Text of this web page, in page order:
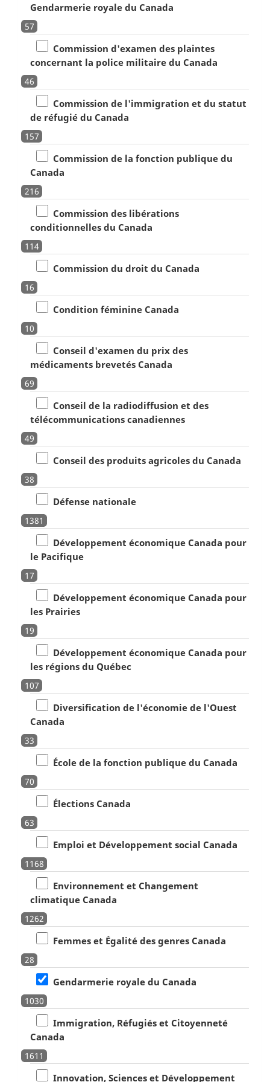
Gendarmerie royale du Canada
57
Commission d'examen des plaintes
concernant la police militaire du Canada
46
Commission de l'immigration et du statut
de réfugié du Canada
157
Commission de la fonction publique du
Canada
216
Commission des libérations
conditionnelles du Canada
114
Commission du droit du Canada
16
Condition féminine Canada
10
Conseil d'examen du prix des
médicaments brevetés Canada
69
Conseil de la radiodiffusion et des
télécommunications canadiennes
49
Conseil des produits agricoles du Canada
38
Défense nationale
1381
Développement économique Canada pour
le Pacifique
17
Développement économique Canada pour
les Prairies
19
Développement économique Canada pour
les régions du Québec
107
Diversification de l'économie de l'Ouest
Canada
33
École de la fonction publique du Canada
70
Élections Canada
63
Emploi et Développement social Canada
1168
Environnement et Changement
climatique Canada
1262
Femmes et Égalité des genres Canada
28
Gendarmerie royale du Canada
1030
Immigration, Réfugiés et Citoyenneté
Canada
1611
Innovation, Sciences et Développement